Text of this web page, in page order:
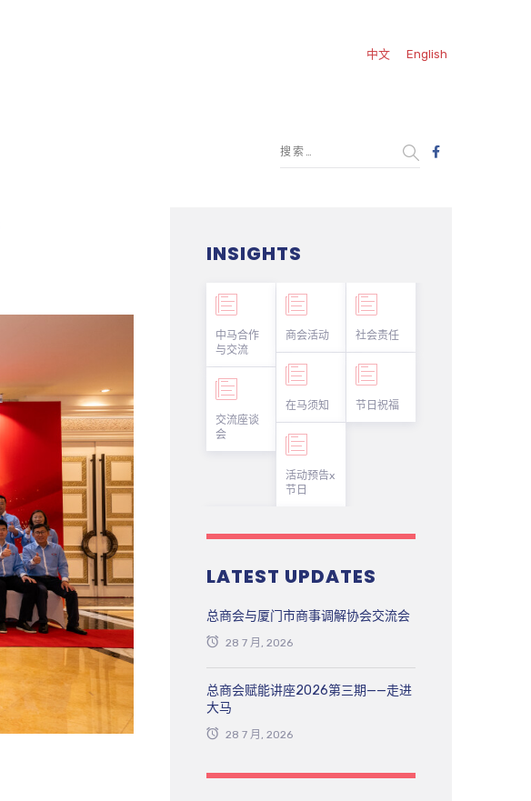
中文 English
INSIGHTS
中马合作
与交流
交流座谈
会
商会活动
在马须知
活动预告x
节日
社会责任
节日祝福
LATEST UPDATES
总商会与厦门市商事调解协会交流会
28 7 月, 2026
总商会赋能讲座2026第三期——走进
大马
28 7 月, 2026